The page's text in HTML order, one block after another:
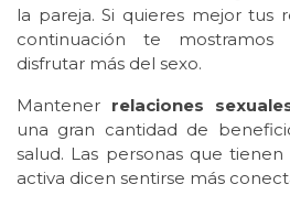
la pareja. Si quieres mejor tus
continuación te
disfrutar más del sexo.
Mantener relaciones
una gran cantidad de
salud. Las personas que
activa dicen sentirse más